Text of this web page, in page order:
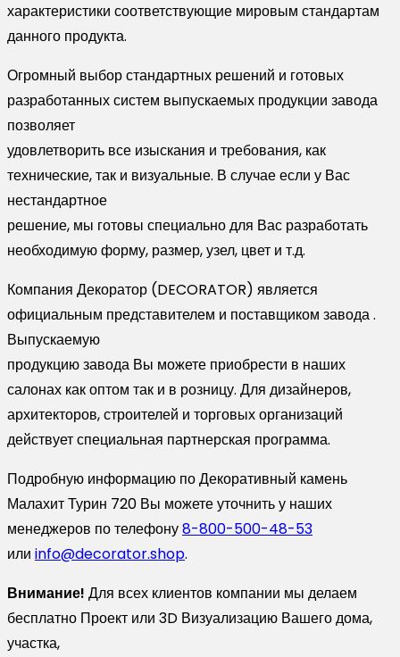
характеристики соответствующие мировым стандартам
данного продукта.
Огромный выбор стандартных решений и готовых
разработанных систем выпускаемых продукции завода
позволяет
удовлетворить все изыскания и требования, как
технические, так и визуальные. В случае если у Вас
нестандартное
решение, мы готовы специально для Вас разработать
необходимую форму, размер, узел, цвет и т.д.
Компания Декоратор (DECORATOR) является
официальным представителем и поставщиком завода .
Выпускаемую
продукцию завода Вы можете приобрести в наших
салонах как оптом так и в розницу. Для дизайнеров,
архитекторов, строителей и торговых организаций
действует специальная партнерская программа.
Подробную информацию по Декоративный камень
Малахит Турин 720 Вы можете уточнить у наших
менеджеров по телефону8-800-500-48-53
или info@decorator.shop.
Внимание! Для всех клиентов компании мы делаем
бесплатно Проект или 3D Визуализацию Вашего дома,
участка,